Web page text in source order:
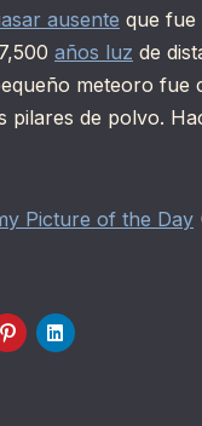
ausente que fue
años luz de
meteoro fue
pilares de polvo.
Picture of the Day